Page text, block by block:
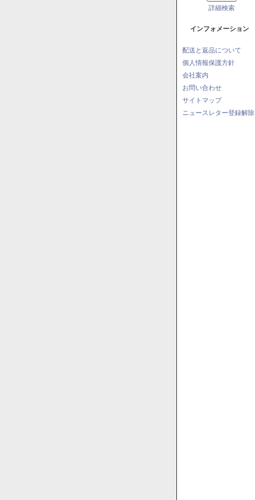
詳細検索
インフォメーション
配送と返品について
個人情報保護方針
会社案内
お問い合わせ
サイトマップ
ニュースレター登録解除